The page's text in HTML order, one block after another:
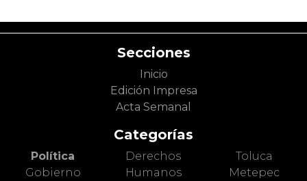
Secciones
Inicio
Edición Impresa
Acta Semanal
Categorías
Política
Gobierno
Derechos
Humanos
Toluca
Metepec